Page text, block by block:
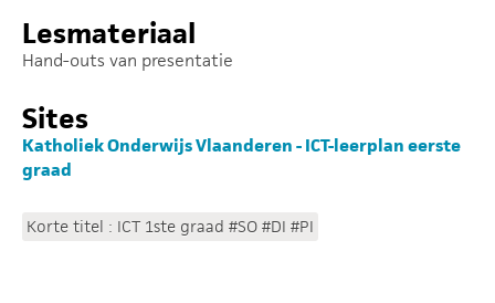
Lesmateriaal
Hand-outs van presentatie
Sites
Katholiek Onderwijs Vlaanderen - ICT-leerplan eerste
graad
Korte titel : ICT 1ste graad #SO #DI #PI